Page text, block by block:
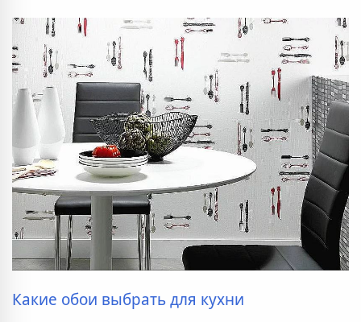
Какие обои выбрать для кухни